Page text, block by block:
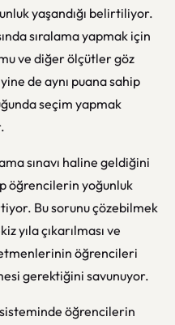
yaşandığı belirtiliyor.
sıralama yapmak için
ve diğer ölçütler göz
de aynı puana sahip
seçim yapmak
sınavı haline geldiğini
öğrencilerin yoğunluk
Bu sorunu çözebilmek
yıla çıkarılması ve
öğrencileri
gerektiğini savunuyor.
öğrencilerin